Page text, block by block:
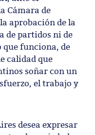
Cámara de
aprobación de la
de partidos ni de
que funciona, de
calidad que
soñar con un
el trabajo y
desea expresar